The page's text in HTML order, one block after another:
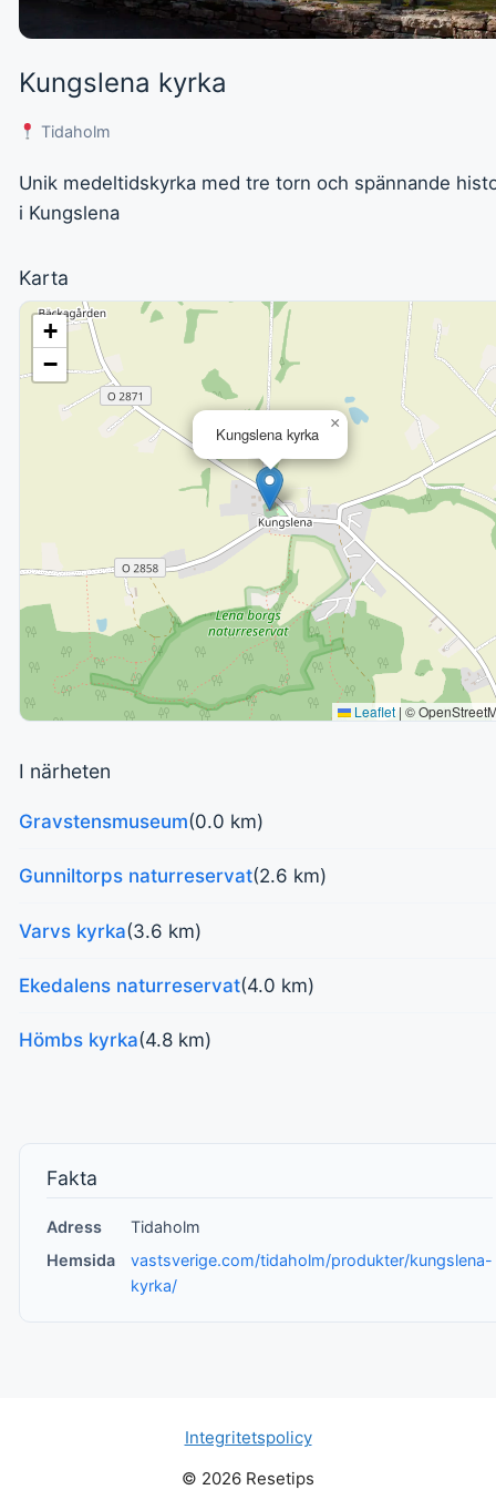
Kungslena kyrka
Tidaholm
Unik medeltidskyrka med tre torn och spännande
i Kungslena
Karta
Kungslena kyrka
×
+
−
Leaflet | ©
I närheten
Gravstensmuseum(0.0 km)
Gunniltorps naturreservat(2.6 km)
Varvs kyrka(3.6 km)
Ekedalens naturreservat(4.0 km)
Hömbs kyrka(4.8 km)
Fakta
Adress
Tidaholm
Hemsida
vastsverige.com/tidaholm/produkter/kungslena-
kyrka/
Integritetspolicy
© 2026 Resetips